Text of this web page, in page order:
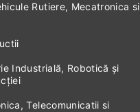
Rutiere, Mecatronica si
Industrială, Robotică și
Telecomunicatii si